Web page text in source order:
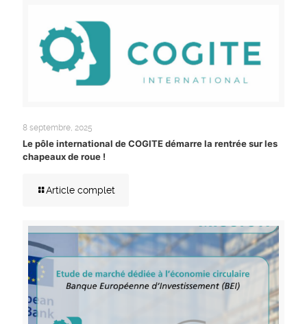
8 septembre, 2025
Le pôle international de COGITE démarre la rentrée sur les
chapeaux de roue !
Article complet